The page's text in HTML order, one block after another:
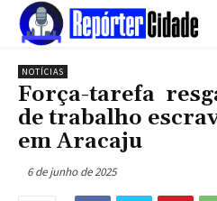
NOTÍCIAS
Força-tarefa
de trabalho
em Aracaju
6 de junho de 2025